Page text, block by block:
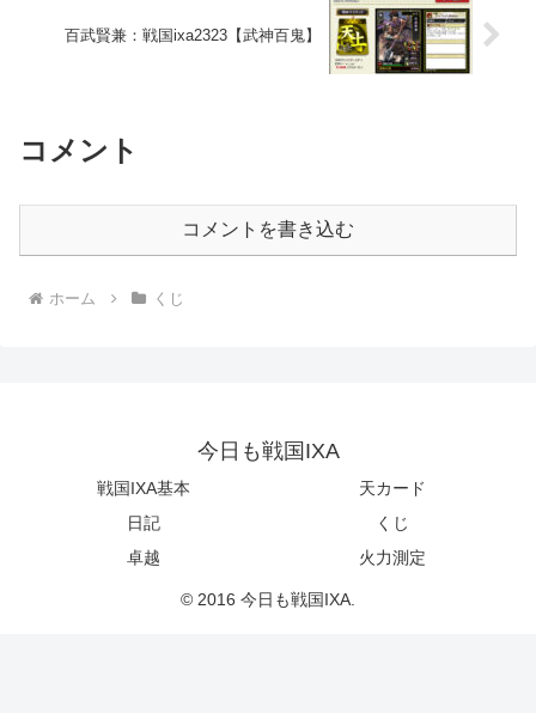
百武賢兼：戦国ixa2323【武神百鬼】
コメント
コメントを書き込む
ホーム くじ
今日も戦国IXA
戦国IXA基本
天カード
日記
くじ
卓越
火力測定
© 2016 今日も戦国IXA.